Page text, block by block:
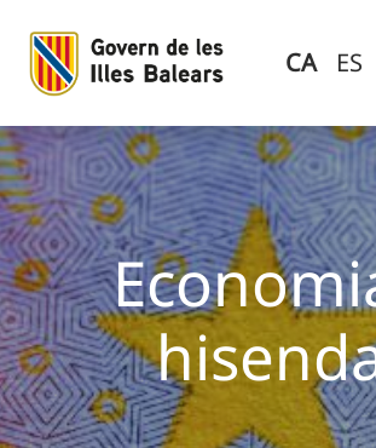
CA ES